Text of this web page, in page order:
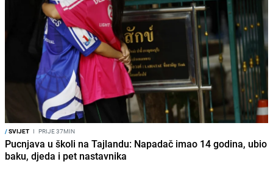
/SVIJET I PRIJE 37MIN
Pucnjava u školi na Tajlandu: Napadač imao 14 godina, ubio
baku, djeda i pet nastavnika